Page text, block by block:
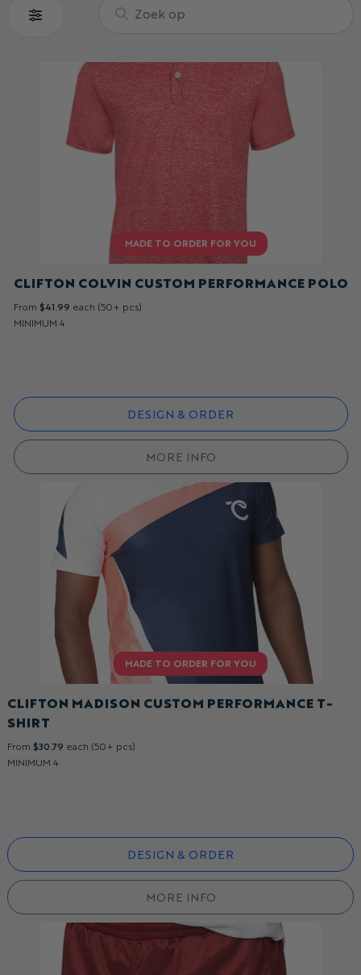
CLIFTON COLVIN CUSTOM PERFORMANCE POLO
From $41.99 each (50+ pcs)
MINIMUM 4
DESIGN & ORDER
MORE INFO
CLIFTON MADISON CUSTOM PERFORMANCE T-
SHIRT
From $30.79 each (50+ pcs)
MINIMUM 4
DESIGN & ORDER
MORE INFO